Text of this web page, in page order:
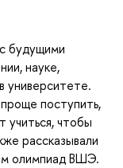
будущими
науке,
университете.
поступить,
учиться, чтобы
рассказывали
олимпиад ВШЭ.